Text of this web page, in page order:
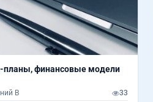
планы, финансовые модели
В 33